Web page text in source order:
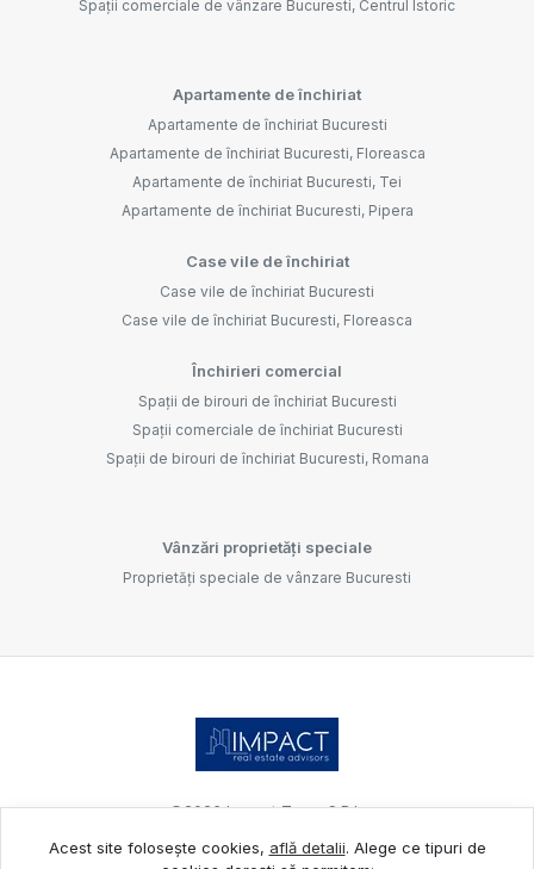
Spații comerciale de vânzare Bucuresti, Centrul Istoric
Apartamente de închiriat
Apartamente de închiriat Bucuresti
Apartamente de închiriat Bucuresti, Floreasca
Apartamente de închiriat Bucuresti, Tei
Apartamente de închiriat Bucuresti, Pipera
Case vile de închiriat
Case vile de închiriat Bucuresti
Case vile de închiriat Bucuresti, Floreasca
Închirieri comercial
Spații de birouri de închiriat Bucuresti
Spații comerciale de închiriat Bucuresti
Spații de birouri de închiriat Bucuresti, Romana
Vânzări proprietăți speciale
Proprietăți speciale de vânzare Bucuresti
©2026Impact Team S.R.L.
Acest site folosește cookies, află detalii. Alege ce tipuri de